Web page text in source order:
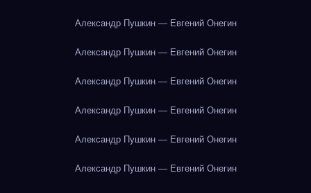
Александр Пушкин — Евгений Онегин
Александр Пушкин — Евгений Онегин
Александр Пушкин — Евгений Онегин
Александр Пушкин — Евгений Онегин
Александр Пушкин — Евгений Онегин
Александр Пушкин — Евгений Онегин